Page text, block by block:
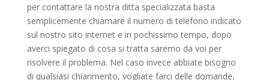
per contattare la nostra ditta specializzata basta
semplicemente chiamare il numero di telefono indicato
sul nostro sito internet e in pochissimo tempo, dopo
averci spiegato di cosa si tratta saremo da voi per
risolvere il problema. Nel caso invece abbiate bisogno
di qualsiasi chiarimento, vogliate farci delle domande,